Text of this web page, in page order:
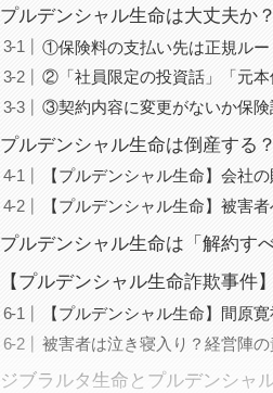
プルデンシャル生命は大丈夫か
①保険料の支払い先は正規ルー
②「社員限定の投資話」「元本
③契約内容に変更がないか保険
プルデンシャル生命は倒産する
【プルデンシャル生命】会社
【プルデンシャル生命】被害
プルデンシャル生命は「解約す
【プルデンシャル生命詐欺事件
【プルデンシャル生命】間原
被害者は泣き寝入り？経営陣
ジブラルタ生命とプルデンシャ